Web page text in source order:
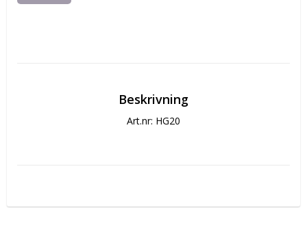
Beskrivning
Art.nr: HG20